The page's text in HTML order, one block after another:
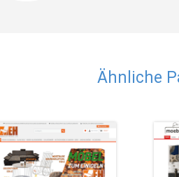
Ähnliche